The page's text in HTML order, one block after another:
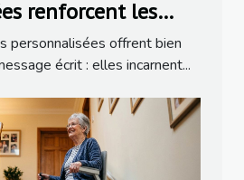
renforcent les
?
personnalisées offrent bien
écrit : elles incarnent...